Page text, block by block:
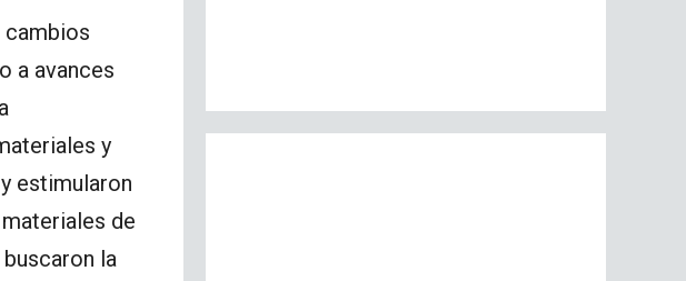
cambios
a avances
y
estimularon
de
la